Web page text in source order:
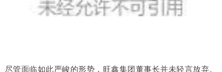
尽管面临如此严峻的形势，旺鑫集团董事长并未轻言放弃。